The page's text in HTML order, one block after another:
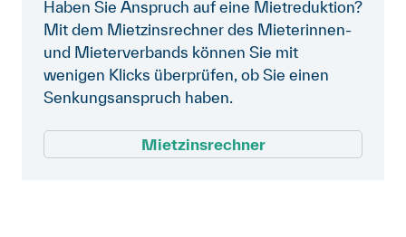
Haben Sie Anspruch auf eine Mietreduktion?
Mit dem Mietzinsrechner des Mieterinnen-
und Mieterverbands können Sie mit
wenigen Klicks überprüfen, ob Sie einen
Senkungsanspruch haben.
Mietzinsrechner